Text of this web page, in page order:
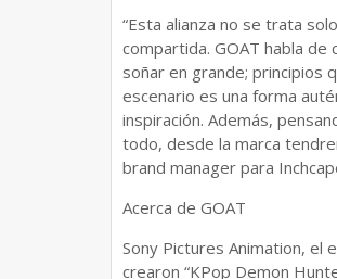
“Esta alianza no se trata
compartida. GOAT habla
soñar en grande; principios
escenario es una forma
inspiración. Además,
todo, desde la marca
brand manager para
Acerca de GOAT
Sony Pictures Animation, el
crearon “KPop Demon